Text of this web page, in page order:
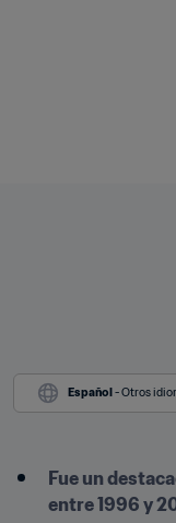
Español - Otros
Fue un
entre 1996 y